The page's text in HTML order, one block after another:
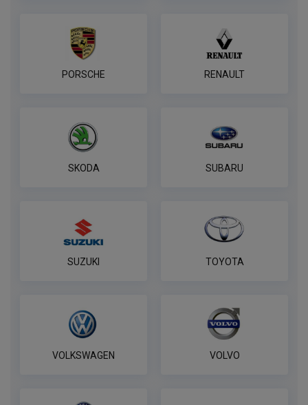
ПОД ЗАКАЗ ОТ 14 ДНЕЙ
по запросу
Полный комплект электропроводки
фаркопа Лидер-плюс, универсальный
ПОД ЗАКАЗ ОТ 14 ДНЕЙ
по запросу
PORSCHE RENAULT
SKODA SUBARU
SUZUKI TOYOTA
VOLKSWAGEN VOLVO